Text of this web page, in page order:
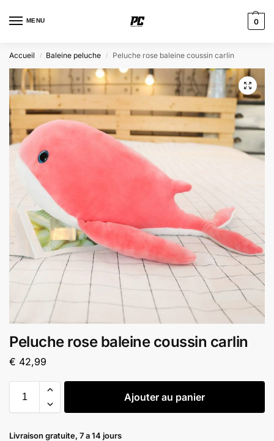
MENU 0
Accueil / Baleine peluche / Peluche rose baleine coussin carlin
Peluche rose baleine coussin carlin
€ 42,99
Ajouter au panier
Livraison gratuite, 7 a 14 jours